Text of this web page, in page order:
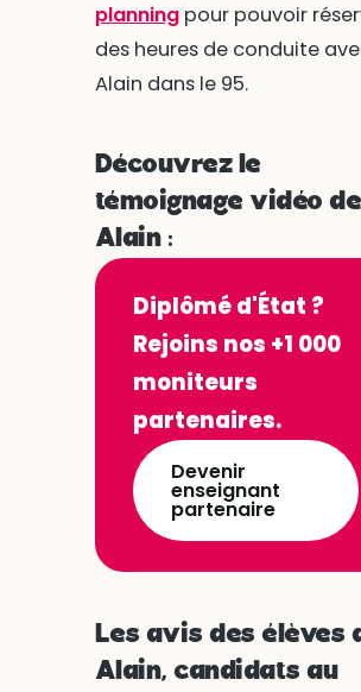
planningpour pouvoir
des heures de conduite
Alain dans le 95.
Découvrez le
témoignage vidéo de
Alain :
Diplômé d'État ?
Rejoins nos +1 000
moniteurs
partenaires.
Devenir
enseignant
partenaire
Les avis des élèves
Alain, candidats au